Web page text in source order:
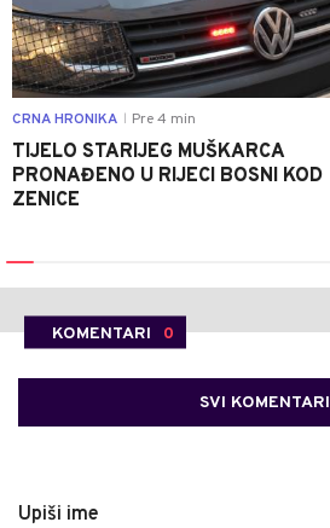
CRNA HRONIKA Pre 4 min
TIJELO STARIJEG MUŠKARCA
PRONAĐENO U RIJECI BOSNI KOD
ZENICE
KOMENTARI 0
SVI KOMENTARI
Upiši ime